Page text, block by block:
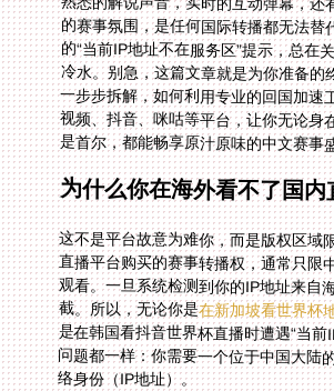
是首尔，都能畅享原汁原味的中文赛事
为什么你在海外看不了国内
这不是平台故意为难你，而是版权区域
直播平台购买的赛事转播权，通常只限
观看。一旦系统检测到你的IP地址来自
截。所以，无论你是在新加坡看世界杯
络身份（IP地址）。